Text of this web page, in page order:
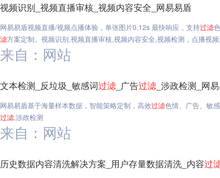
视频识别_视频直播审核_视频内容安全_网易易盾
网易易盾视频直播/视频点播体验，单张图片0.12s 最快响应，支持过滤
滤方案定制。视频识别,视频直播审核,视频内容安全,视频检测，点播视
来自：网站
文本检测_反垃圾_敏感词过滤 _广告过滤 _涉政检测_网
网易易盾基于海量样本数据，智能策略定制，高效过滤色情、广告、敏
过滤,涉政检测
来自：网站
历史数据内容清洗解决方案_用户存量数据清洗_内容过